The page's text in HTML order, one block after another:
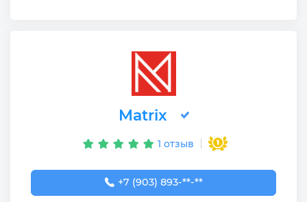
Matrix
1 отзыв
+7 (903) 893-87-88
+7 (903) 893-**-**